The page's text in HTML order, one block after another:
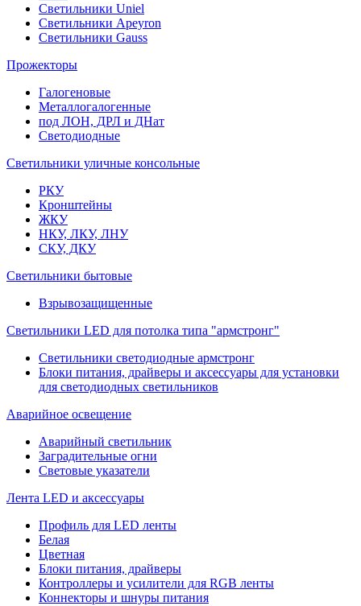
Светильники Uniel
Светильники Apeyron
Светильники Gauss
Прожекторы
Галогеновые
Металлогалогенные
под ЛОН, ДРЛ и ДНат
Светодиодные
Светильники уличные консольные
РКУ
Кронштейны
ЖКУ
НКУ, ЛКУ, ЛНУ
СКУ, ДКУ
Светильники бытовые
Взрывозащищенные
Светильники LED для потолка типа "армстронг"
Светильники светодиодные армстронг
Блоки питания, драйверы и аксессуары для установки
для светодиодных светильников
Аварийное освещение
Аварийный светильник
Заградительные огни
Световые указатели
Лента LED и аксессуары
Профиль для LED ленты
Белая
Цветная
Блоки питания, драйверы
Контроллеры и усилители для RGB ленты
Коннекторы и шнуры питания